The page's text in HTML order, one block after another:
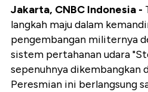
Jakarta, CNBC Indonesia -
langkah maju dalam
pengembangan militernya
sistem pertahanan udara
sepenuhnya dikembangkan
Peresmian ini berlangsung